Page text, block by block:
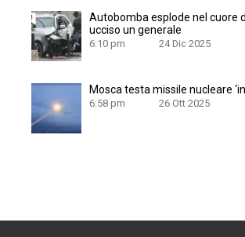
Autobomba esplode nel cuore
ucciso un generale
6:10 pm 24 Dic 2025
Mosca testa missile nucleare
6:58 pm 26 Ott 2025